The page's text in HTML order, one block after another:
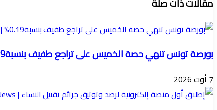
مقالات ذات صلة
بورصة تونس تنهي حصة الخميس على تراجع طفيف بنسبة0.19%
7 أوت 2026